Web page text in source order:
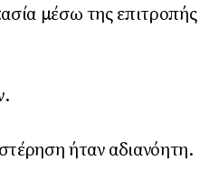
μέσω της
ήταν αδιανόητη.